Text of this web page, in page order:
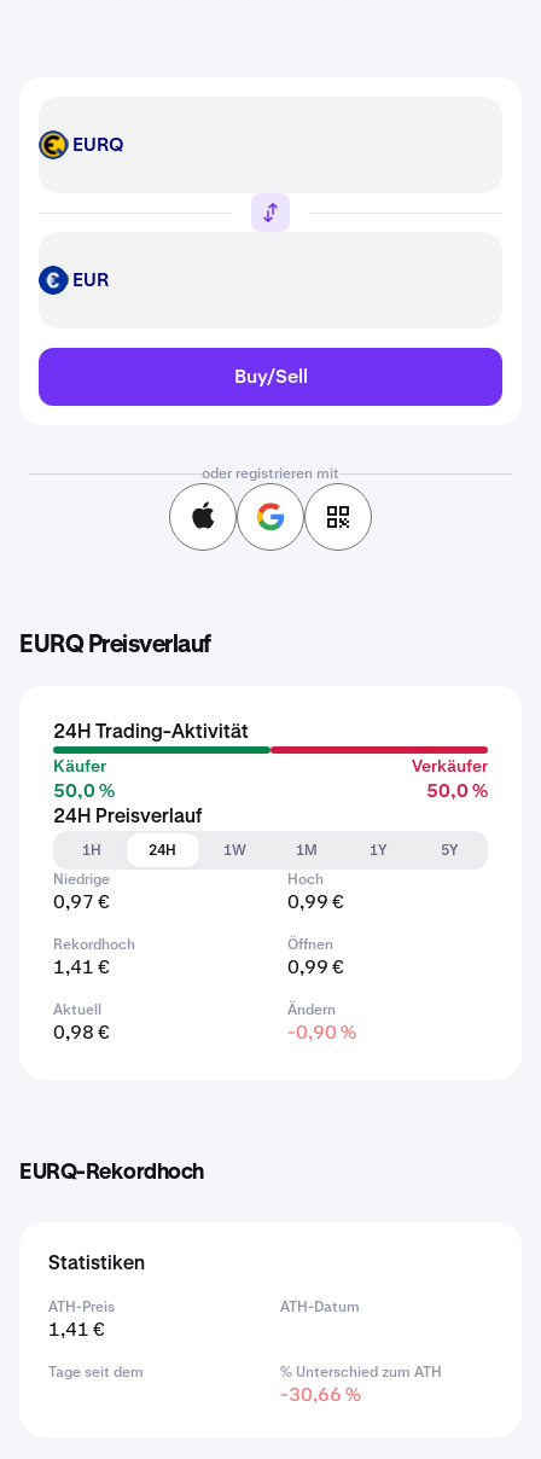
EURQ EURQ
EUR EUR
Buy/Sell
oder registrieren mit
EURQ Preisverlauf
24H Trading-Aktivität
Käufer
50,0 %
Verkäufer
50,0 %
24H Preisverlauf
1H
24H 1W 1M 1Y
5Y
Niedrige
0,97 €
Hoch
0,99 €
Rekordhoch
1,41 €
Öffnen
0,99 €
Aktuell
0,98 €
Ändern
-0,90 %
EURQ-Rekordhoch
Statistiken
ATH-Preis
1,41 €
ATH-Datum
Tage seit dem % Unterschied zum ATH
-30,66 %